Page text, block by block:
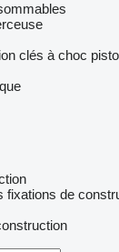
clés à choc
fixations de